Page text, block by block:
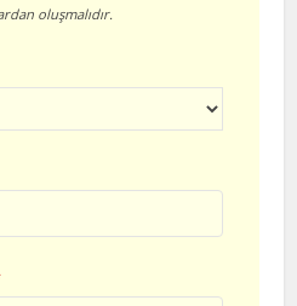
oluşmalıdır.